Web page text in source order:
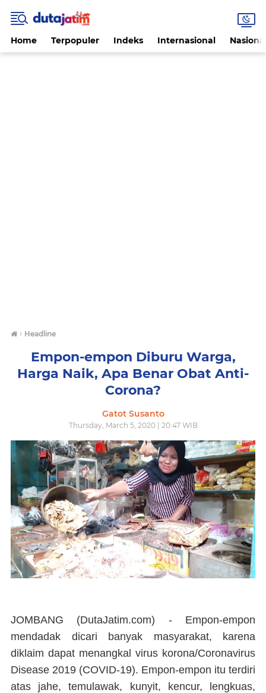
Home Terpopuler Indeks Internasional
› Headline
Empon-empon Diburu Warga,
Harga Naik, Apa Benar Obat Anti-
Corona?
Gatot Susanto
Thursday, March 5, 2020 | 20:47 WIB
JOMBANG (DutaJatim.com) - Empon-empon
mendadak dicari banyak masyarakat, karena
diklaim dapat menangkal virus korona/Coronavirus
Disease 2019 (COVID-19). Empon-empon itu terdiri
atas jahe, temulawak, kunyit, kencur, lengkuas,